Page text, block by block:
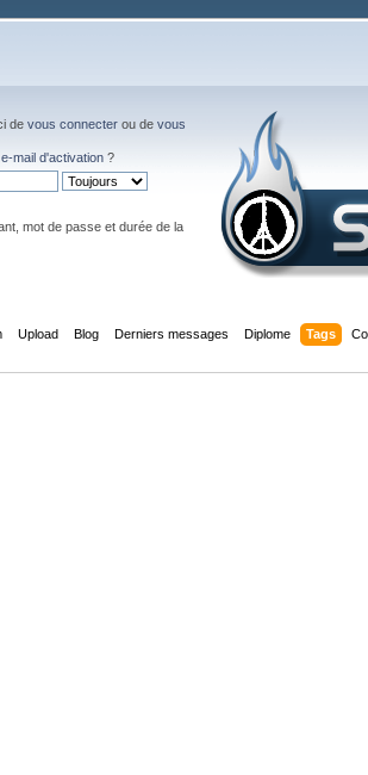
de vous connecter ou de vous
e-mail d'activation ?
mot de passe et durée de la
Upload Blog Derniers messages Diplome Tags